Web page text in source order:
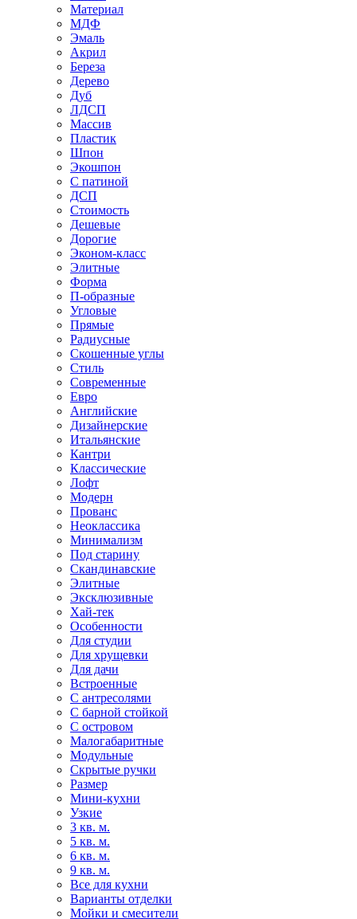
Материал
МДФ
Эмаль
Акрил
Береза
Дерево
Дуб
ЛДСП
Массив
Пластик
Шпон
Экошпон
С патиной
ДСП
Стоимость
Дешевые
Дорогие
Эконом-класс
Элитные
Форма
П-образные
Угловые
Прямые
Радиусные
Скошенные углы
Стиль
Современные
Евро
Английские
Дизайнерские
Итальянские
Кантри
Классические
Лофт
Модерн
Прованс
Неоклассика
Минимализм
Под старину
Скандинавские
Элитные
Эксклюзивные
Хай-тек
Особенности
Для студии
Для хрущевки
Для дачи
Встроенные
С антресолями
С барной стойкой
С островом
Малогабаритные
Модульные
Скрытые ручки
Размер
Мини-кухни
Узкие
3 кв. м.
5 кв. м.
6 кв. м.
9 кв. м.
Все для кухни
Варианты отделки
Мойки и смесители